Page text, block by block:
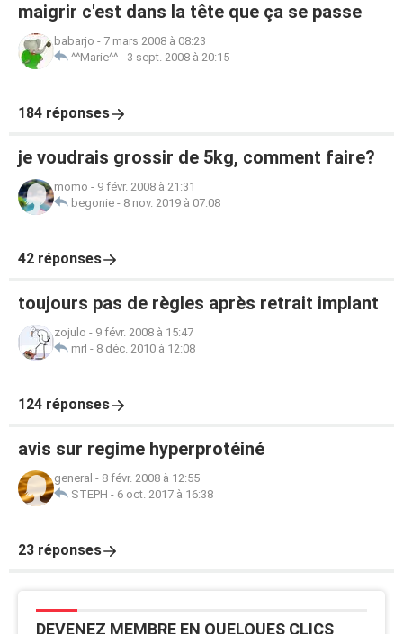
maigrir c'est dans la tête que ça se passe
babarjo - 7 mars 2008 à 08:23
^^Marie^^ - 3 sept. 2008 à 20:15
184 réponses
je voudrais grossir de 5kg, comment faire?
momo - 9 févr. 2008 à 21:31
begonie - 8 nov. 2019 à 07:08
42 réponses
toujours pas de règles après retrait implant
zojulo - 9 févr. 2008 à 15:47
mrl - 8 déc. 2010 à 12:08
124 réponses
avis sur regime hyperprotéiné
general - 8 févr. 2008 à 12:55
STEPH - 6 oct. 2017 à 16:38
23 réponses
DEVENEZ MEMBRE EN QUELQUES CLICS